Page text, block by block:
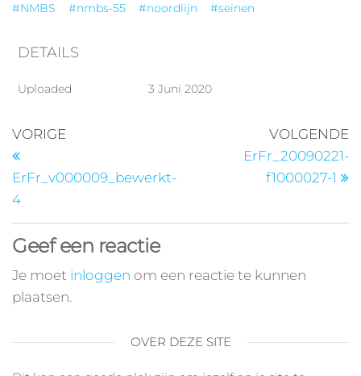
#NMBS
#nmbs-55 #noordlijn #seinen
DETAILS
Uploaded 3 Juni 2020
VORIGE
ErFr_v000009_bewerkt-
4
VOLGENDE
ErFr_20090221-
f1000027-1
Geef een reactie
Je moet inloggen om een reactie te kunnen
plaatsen.
OVER DEZE SITE